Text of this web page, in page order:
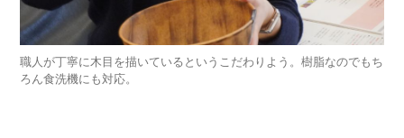
職人が丁寧に木目を描いているというこだわりよう。樹脂なのでもち
ろん食洗機にも対応。